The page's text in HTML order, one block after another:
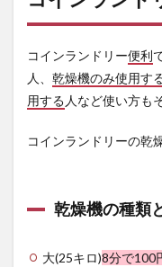
燥機
3
室内
干し
(除
使
まと
コインランドリー便利
人、 乾燥機のみ使用す
用する 人など使い方も
コインランドリーの乾
乾燥機の種類
大(25キロ)8分で100